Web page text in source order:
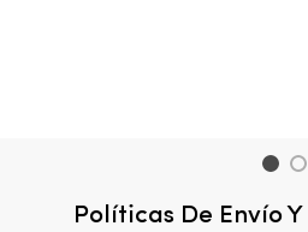
1 2
Políticas De Envío Y